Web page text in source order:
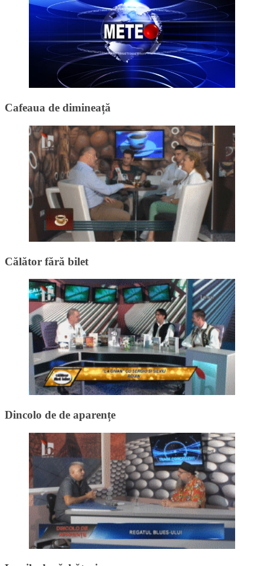
Cafeaua de dimineață
Călător fără bilet
Dincolo de de aparențe